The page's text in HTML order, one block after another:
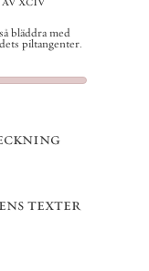
bläddra med
piltangenter.
texter